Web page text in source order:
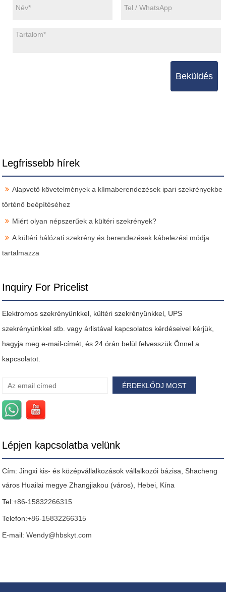
Beküldés
Legfrissebb hírek
Alapvető követelmények a klímaberendezések ipari szekrényekbe
történő beépítéséhez
Miért olyan népszerűek a kültéri szekrények?
A kültéri hálózati szekrény és berendezések kábelezési módja
tartalmazza
Inquiry For Pricelist
Elektromos szekrényünkkel, kültéri szekrényünkkel, UPS
szekrényünkkel stb. vagy árlistával kapcsolatos kérdéseivel kérjük,
hagyja meg e-mail-címét, és 24 órán belül felvesszük Önnel a
kapcsolatot.
Lépjen kapcsolatba velünk
Cím: Jingxi kis- és középvállalkozások vállalkozói bázisa, Shacheng
város Huailai megye Zhangjiakou (város), Hebei, Kína
Tel:+86-15832266315
Telefon:+86-15832266315
E-mail:Wendy@hbskyt.com